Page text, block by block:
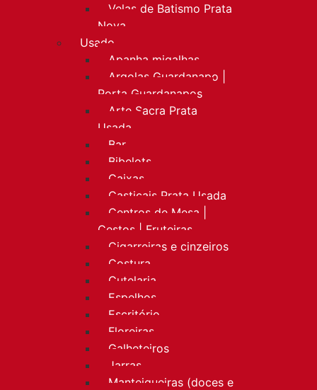
Velas de Batismo Prata
Nova
Usado
Apanha migalhas
Argolas Guardanapo |
Porta Guardanapos
Arte Sacra Prata
Usada
Bar
Bibelots
Caixas
Castiçais Prata Usada
Centros de Mesa |
Cestos | Fruteiras
Cigarreiras e cinzeiros
Costura
Cutelaria
Espelhos
Escritório
Floreiras
Galheteiros
Jarras
Manteigueiras (doces e